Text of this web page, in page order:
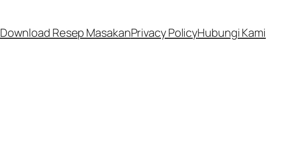
Download Resep MasakanPrivacy PolicyHubungi Kami